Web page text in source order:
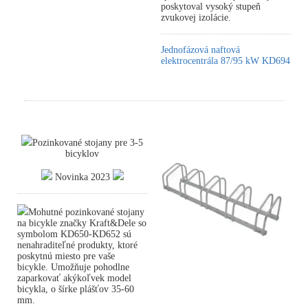
poskytoval vysoký stupeň
zvukovej izolácie.
Jednofázová naftová
elektrocentrála 87/95 kW KD694
Pozinkované stojany pre 3-5
bicyklov
Novinka 2023
Mohutné pozinkované stojany
na bicykle značky Kraft&Dele so
symbolom KD650-KD652 sú
nenahraditeľné produkty, ktoré
poskytnú miesto pre vaše
bicykle. Umožňuje pohodlne
zaparkovať akýkoľvek model
bicykla, o šírke plášťov 35-60
mm.